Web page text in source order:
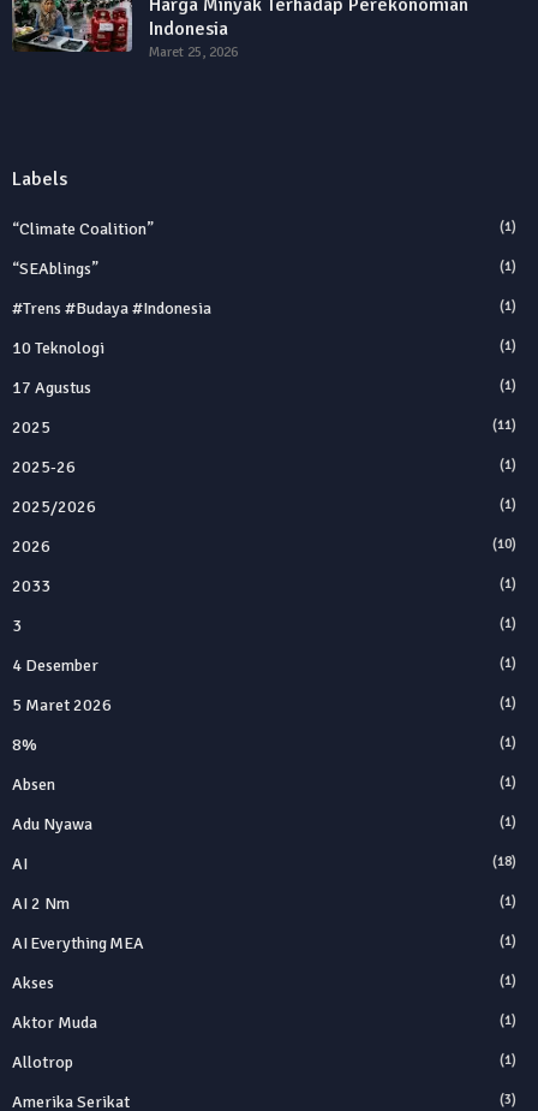
Harga Minyak Terhadap Perekonomian
Indonesia
Maret 25, 2026
Labels
“Climate Coalition” (1)
“SEAblings” (1)
#trens #budaya #indonesia (1)
10 Teknologi (1)
17 Agustus (1)
2025 (11)
2025‑26 (1)
2025/2026 (1)
2026 (10)
2033 (1)
3 (1)
4 Desember (1)
5 Maret 2026 (1)
8% (1)
Absen (1)
Adu Nyawa (1)
AI (18)
AI 2 Nm (1)
AI Everything MEA (1)
Akses (1)
Aktor Muda (1)
Allotrop (1)
Amerika Serikat (3)